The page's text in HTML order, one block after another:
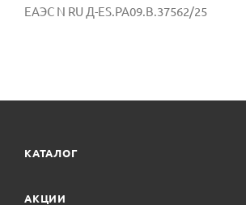
ЕАЭС N RU Д-ES.РА09.В.37562/25
КАТАЛОГ
АКЦИИ